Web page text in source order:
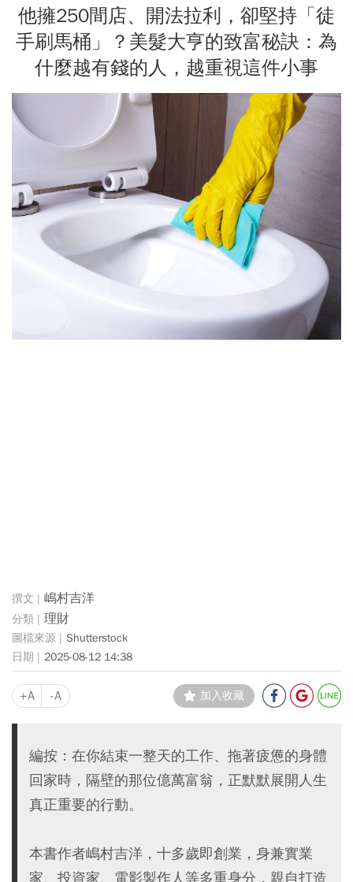
他擁250間店、開法拉利，卻堅持「徒
手刷馬桶」？美髮大亨的致富秘訣：為
什麼越有錢的人，越重視這件小事
嶋村吉洋
理財
Shutterstock
2025-08-12 14:38
+A -A 加入收藏
編按：在你結束一整天的工作、拖著疲憊的身體
回家時，隔壁的那位億萬富翁，正默默展開人生
真正重要的行動。
本書作者嶋村吉洋，十多歲即創業，身兼實業
家、投資家、電影製作人等多重身分，親自打造